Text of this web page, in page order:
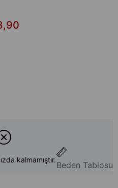
Beden Tablosu
kalmamıştır.